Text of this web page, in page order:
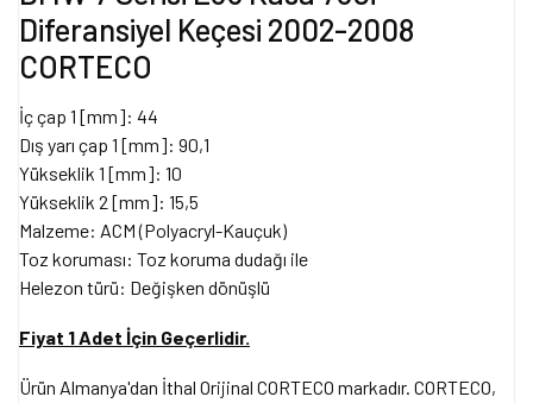
Diferansiyel Keçesi 2002-2008
CORTECO
İç çap 1 [mm]: 44
Dış yarı çap 1 [mm]: 90,1
Yükseklik 1 [mm]: 10
Yükseklik 2 [mm]: 15,5
Malzeme: ACM (Polyacryl-Kauçuk)
Toz koruması: Toz koruma dudağı ile
Helezon türü: Değişken dönüşlü
Fiyat 1 Adet İçin Geçerlidir.
Ürün Almanya'dan İthal Orijinal CORTECO markadır. CORTECO,